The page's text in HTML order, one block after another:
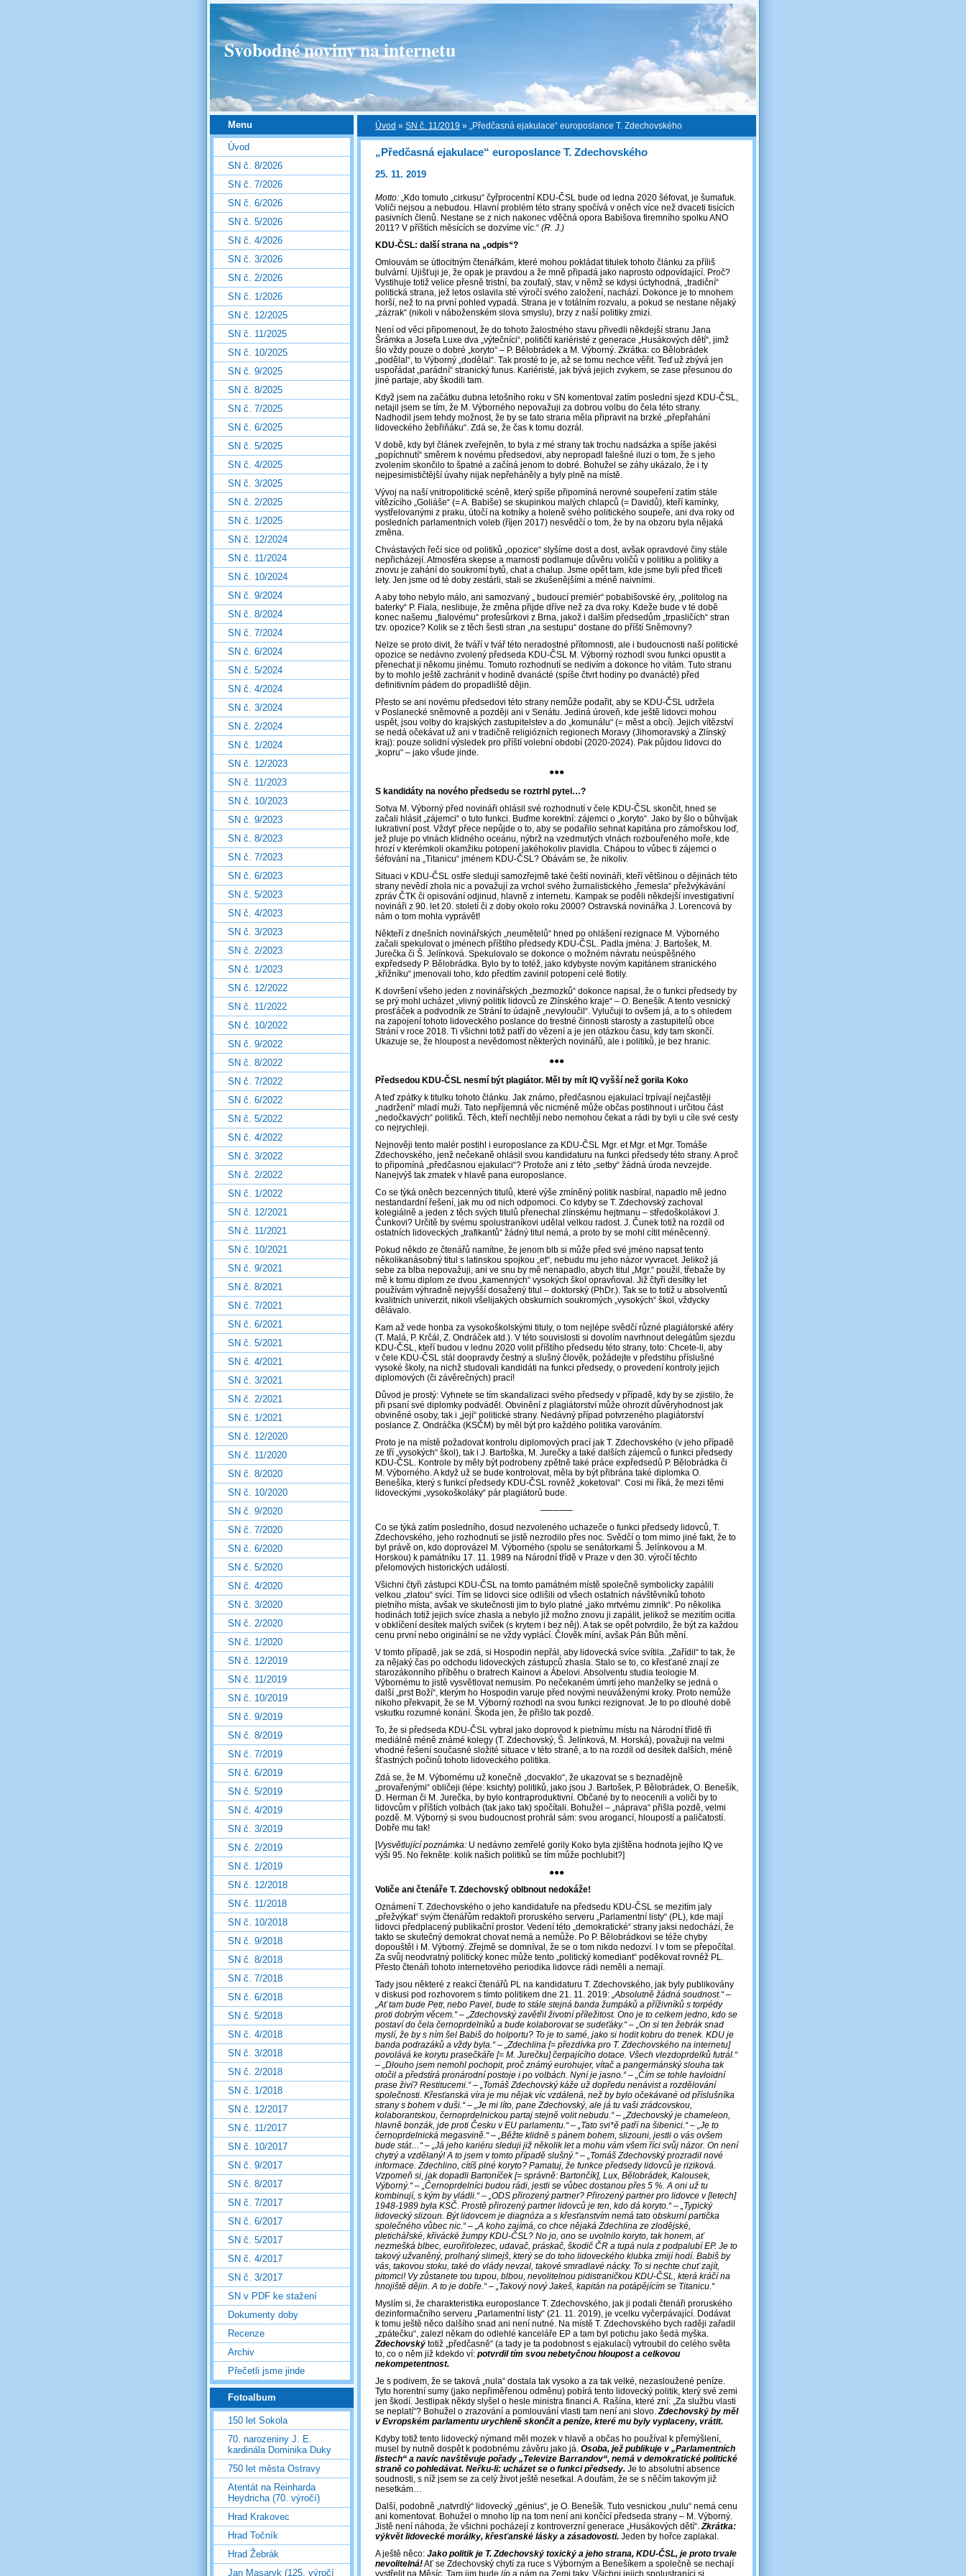
Svobodné noviny na internetu
Úvod » SN č. 11/2019 » „Předčasná ejakulace“ europoslance T. Zdechovského
„Předčasná ejakulace“ europoslance T. Zdechovského
25. 11. 2019
Motto: „Kdo tomuto „cirkusu“ čyřprocentní KDU-ČSL bude od ledna 2020 šéfovat, je šumafuk.
Voliči nejsou a nebudou. Hlavní problém této strany spočívá v oněch více než dvaceti tisících
pasivních členů. Nestane se z nich nakonec vděčná opora Babišova firemního spolku ANO
2011? V příštích měsících se dozvíme víc.“ (R. J.)
KDU-ČSL: další strana na „odpis“?
Omlouvám se útlocitným čtenářkám, které mohou pokládat titulek tohoto článku za příliš
bulvární. Ujišťuji je, že opak je pravdou a že mně připadá jako naprosto odpovídající. Proč?
Vystihuje totiž velice přesně tristní, ba zoufalý, stav, v němž se kdysi úctyhodná, „tradiční“
politická strana, jež letos oslavila sté výročí svého založení, nachází. Dokonce je to mnohem
horší, než to na první pohled vypadá. Strana je v totálním rozvalu, a pokud se nestane nějaký
„zázrak“ (nikoli v náboženském slova smyslu), brzy z naší politiky zmizí.
Není od věci připomenout, že do tohoto žalostného stavu přivedli někdejší stranu Jana
Šrámka a Josefa Luxe dva „výtečníci“, političtí kariéristé z generace „Husákových dětí“, jimž
šlo vždy pouze o dobré „koryto“ – P. Bělobrádek a M. Výborný. Zkrátka: co Bělobrádek
„podělal“, to Výborný „dodělal“. Tak prosté to je, až se tomu nechce věřit. Teď už zbývá jen
uspořádat „parádní“ stranický funus. Kariéristé, jak bývá jejich zvykem, se zase přesunou do
jiné partaje, aby škodili tam.
Když jsem na začátku dubna letošního roku v SN komentoval zatím poslední sjezd KDU-ČSL,
netajil jsem se tím, že M. Výborného nepovažuji za dobrou volbu do čela této strany.
Nadhodil jsem tehdy možnost, že by se tato strana měla připravit na brzké „přepřahání
lidoveckého žebřiňáku“. Zdá se, že čas k tomu dozrál.
V době, kdy byl článek zveřejněn, to byla z mé strany tak trochu nadsázka a spíše jakési
„popíchnutí“ směrem k novému předsedovi, aby nepropadl falešné iluzi o tom, že s jeho
zvolením skončilo to špatné a začíná jenom to dobré. Bohužel se záhy ukázalo, že i ty
nejpesimističtější úvahy nijak nepřeháněly a byly plně na místě.
Vývoj na naší vnitropolitické scéně, který spíše připomíná nerovné soupeření zatím stále
vítězícího „Goliáše“ (= A. Babiše) se skupinkou malých chlapců (= Davidů), kteří kamínky,
vystřelovanými z praku, útočí na kotníky a holeně svého politického soupeře, ani dva roky od
posledních parlamentních voleb (říjen 2017) nesvědčí o tom, že by na obzoru byla nějaká
změna.
Chvástavých řečí sice od politiků „opozice“ slyšíme dost a dost, avšak opravdové činy stále
nepřicházejí. Atmosféra skepse a marnosti podlamuje důvěru voličů v politiku a politiky a
znovu je zahání do soukromí bytů, chat a chalup. Jsme opět tam, kde jsme byli před třiceti
lety. Jen jsme od té doby zestárli, stali se zkušenějšími a méně naivními.
A aby toho nebylo málo, ani samozvaný „ budoucí premiér“ pobabišovské éry, „politolog na
baterky“ P. Fiala, neslibuje, že změna přijde dříve než za dva roky. Kdeže bude v té době
konec našemu „fialovému“ profesůrkovi z Brna, jakož i dalším předsedům „trpasličích“ stran
tzv. opozice? Kolik se z těch šesti stran „na sestupu“ dostane do příští Sněmovny?
Nelze se proto divit, že tváří v tvář této neradostné přítomnosti, ale i budoucnosti naší politické
opozice se nedávno zvolený předseda KDU-ČSL M. Výborný rozhodl svou funkci opustit a
přenechat ji někomu jinému. Tomuto rozhodnutí se nedivím a dokonce ho vítám. Tuto stranu
by to mohlo ještě zachránit v hodině dvanácté (spíše čtvrt hodiny po dvanácté) před
definitivním pádem do propadliště dějin.
Přesto se ani novému předsedovi této strany nemůže podařit, aby se KDU-ČSL udržela
v Poslanecké sněmovně a později ani v Senátu. Jediná úroveň, kde ještě lidovci mohou
uspět, jsou volby do krajských zastupitelstev a do „komunálu“ (= měst a obcí). Jejich vítězství
se nedá očekávat už ani v tradičně religiózních regionech Moravy (Jihomoravský a Zlínský
kraj): pouze solidní výsledek pro příští volební období (2020-2024). Pak půjdou lidovci do
„kopru“ – jako všude jinde.
●●●
S kandidáty na nového předsedu se roztrhl pytel…?
Sotva M. Výborný před novináři ohlásil své rozhodnutí v čele KDU-ČSL skončit, hned se
začali hlásit „zájemci“ o tuto funkci. Buďme korektní: zájemci o „koryto“. Jako by šlo o bůhvíjak
lukrativní post. Vždyť přece nepůjde o to, aby se podařilo sehnat kapitána pro zámořskou loď,
jež pluje po vlnách klidného oceánu, nýbrž na vzedmutých vlnách rozbouřeného moře, kde
hrozí v kterémkoli okamžiku potopení jakéhokoliv plavidla. Chápou to vůbec ti zájemci o
šéfování na „Titanicu“ jménem KDU-ČSL? Obávám se, že nikoliv.
Situaci v KDU-ČSL ostře sledují samozřejmě také čeští novináři, kteří většinou o dějinách této
strany nevědí zhola nic a považují za vrchol svého žurnalistického „řemesla“ přežvýkávání
zpráv ČTK či opisování odjinud, hlavně z internetu. Kampak se poděli někdejší investigativní
novináři z 90. let 20. století či z doby okolo roku 2000? Ostravská novinářka J. Lorencová by
nám o tom mohla vyprávět!
Někteří z dnešních novinářských „neumětelů“ hned po ohlášení rezignace M. Výborného
začali spekulovat o jménech příštího předsedy KDU-ČSL. Padla jména: J. Bartošek, M.
Jurečka či Š. Jelínková. Spekulovalo se dokonce o možném návratu neúspěšného
expředsedy P. Bělobrádka. Bylo by to totéž, jako kdybyste novým kapitánem stranického
„křižníku“ jmenovali toho, kdo předtím zavinil potopení celé flotily.
K dovršení všeho jeden z novinářských „bezmozků“ dokonce napsal, že o funkci předsedy by
se prý mohl ucházet „vlivný politik lidovců ze Zlínského kraje“ – O. Benešík. A tento vesnický
prosťáček a podvodník ze Strání to údajně „nevyloučil“. Vylučuji to ovšem já, a to s ohledem
na zapojení tohoto lidoveckého poslance do trestné činnosti starosty a zastupitelů obce
Strání v roce 2018. Ti všichni totiž patří do vězení a je jen otázkou času, kdy tam skončí.
Ukazuje se, že hloupost a nevědomost některých novinářů, ale i politiků, je bez hranic.
●●●
Předsedou KDU-ČSL nesmí být plagiátor. Měl by mít IQ vyšší než gorila Koko
A teď zpátky k titulku tohoto článku. Jak známo, předčasnou ejakulací trpívají nejčastěji
„nadržení“ mladí muži. Tato nepříjemná věc nicméně může občas postihnout i určitou část
„nedočkavých“ politiků. Těch, kteří nechtějí nebo nemohou čekat a rádi by byli u cíle své cesty
co nejrychleji.
Nejnověji tento malér postihl i europoslance za KDU-ČSL Mgr. et Mgr. et Mgr. Tomáše
Zdechovského, jenž nečekaně ohlásil svou kandidaturu na funkci předsedy této strany. A proč
to připomíná „předčasnou ejakulaci“? Protože ani z této „setby“ žádná úroda nevzejde.
Nanejvýš tak zmatek v hlavě pana europoslance.
Co se týká oněch bezcenných titulů, které výše zmíněný politik nasbíral, napadlo mě jedno
nestandardní řešení, jak mu od nich odpomoci. Co kdyby se T. Zdechovský zachoval
kolegiálně a jeden z těch svých titulů přenechal zlínskému hejtmanu – středoškolákovi J.
Čunkovi? Určitě by svému spolustraníkovi udělal velkou radost. J. Čunek totiž na rozdíl od
ostatních lidoveckých „trafikantů“ žádný titul nemá, a proto by se mohl cítit méněcenný.
Pokud někdo ze čtenářů namítne, že jenom blb si může před své jméno napsat tento
několikanásobný titul s latinskou spojkou „et“, nebudu mu jeho názor vyvracet. Jelikož já
sebe za blba nepovažuji, ani ve snu by mě nenapadlo, abych titul „Mgr.“ použil, třebaže by
mě k tomu diplom ze dvou „kamenných“ vysokých škol opravňoval. Již čtyři desítky let
používám výhradně nejvyšší dosažený titul – doktorský (PhDr.). Tak se to totiž u absolventů
kvalitních univerzit, nikoli všelijakých obskurních soukromých „vysokých“ škol, vždycky
dělávalo.
Kam až vede honba za vysokoškolskými tituly, o tom nejlépe svědčí různé plagiátorské aféry
(T. Malá, P. Krčál, Z. Ondráček atd.). V této souvislosti si dovolím navrhnout delegátům sjezdu
KDU-ČSL, kteří budou v lednu 2020 volit příštího předsedu této strany, toto: Chcete-li, aby
v čele KDU-ČSL stál doopravdy čestný a slušný člověk, požádejte v předstihu příslušné
vysoké školy, na nichž studovali kandidáti na funkci předsedy, o provedení kontroly jejich
diplomových (či závěrečných) prací!
Důvod je prostý: Vyhnete se tím skandalizaci svého předsedy v případě, kdy by se zjistilo, že
při psaní své diplomky podváděl. Obvinění z plagiátorství může ohrozit důvěryhodnost jak
obviněné osoby, tak i „její“ politické strany. Nedávný případ potvrzeného plagiátorství
poslance Z. Ondráčka (KSČM) by měl být pro každého politika varováním.
Proto je na místě požadovat kontrolu diplomových prací jak T. Zdechovského (v jeho případě
ze tří „vysokých“ škol), tak i J. Bartoška, M. Jurečky a také dalších zájemců o funkci předsedy
KDU-ČSL. Kontrole by měly být podrobeny zpětně také práce expředsedů P. Bělobrádka či
M. Výborného. A když už se bude kontrolovat, měla by být přibrána také diplomka O.
Benešíka, který s funkcí předsedy KDU-ČSL rovněž „koketoval“. Cosi mi říká, že mezi těmi
lidoveckými „vysokoškoláky“ pár plagiátorů bude.
─────
Co se týká zatím posledního, dosud nezvoleného uchazeče o funkci předsedy lidovců, T.
Zdechovského, jeho rozhodnutí se jistě nezrodilo přes noc. Svědčí o tom mimo jiné fakt, že to
byl právě on, kdo doprovázel M. Výborného (spolu se senátorkami Š. Jelínkovou a M.
Horskou) k památníku 17. 11. 1989 na Národní třídě v Praze v den 30. výročí těchto
přelomových historických událostí.
Všichni čtyři zástupci KDU-ČSL na tomto památném místě společně symbolicky zapálili
velkou „zlatou“ svíci. Tím se lidovci sice odlišili od všech ostatních návštěvníků tohoto
pietního místa, avšak ve skutečnosti jim to bylo platné „jako mrtvému zimník“. Po několika
hodinách totiž jejich svíce zhasla a nebylo již možno znovu ji zapálit, jelikož se mezitím ocitla
v obklíčení desítek malých svíček (s krytem i bez něj). A tak se opět potvrdilo, že být za každou
cenu první nebo originální se ne vždy vyplácí. Člověk míní, avšak Pán Bůh mění.
V tomto případě, jak se zdá, si Hospodin nepřál, aby lidovecká svíce svítila. „Zařídil“ to tak, že
za nějaký čas po odchodu lidoveckých zástupců zhasla. Stalo se to, co křesťané znají ze
starozákonního příběhu o bratrech Kainovi a Ábelovi. Absolventu studia teologie M.
Výbornému to jistě vysvětlovat nemusím. Po nečekaném úmrtí jeho manželky se jedná o
další „prst Boží“, kterým ho Hospodin varuje před novými neuváženými kroky. Proto nemůže
nikoho překvapit, že se M. Výborný rozhodl na svou funkci rezignovat. Je to po dlouhé době
vskutku rozumné konání. Škoda jen, že přišlo tak pozdě.
To, že si předseda KDU-ČSL vybral jako doprovod k pietnímu místu na Národní třídě tři
mediálně méně známé kolegy (T. Zdechovský, Š. Jelínková, M. Horská), považuji na velmi
vhodné řešení současné složité situace v této straně, a to na rozdíl od desítek dalších, méně
šťastných počinů tohoto lidoveckého politika.
Zdá se, že M. Výbornému už konečně „docvaklo“, že ukazovat se s beznadějně
„provařenými“ obličeji (lépe: ksichty) politiků, jako jsou J. Bartošek, P. Bělobrádek, O. Benešík,
D. Herman či M. Jurečka, by bylo kontraproduktivní. Občané by to neocenili a voliči by to
lidovcům v příštích volbách (tak jako tak) spočítali. Bohužel – „náprava“ přišla pozdě, velmi
pozdě. M. Výborný si svou budoucnost prohrál sám: svou arogancí, hloupostí a paličatostí.
Dobře mu tak!
[Vysvětlující poznámka: U nedávno zemřelé gorily Koko byla zjištěna hodnota jejího IQ ve
výši 95. No řekněte: kolik našich politiků se tím může pochlubit?]
●●●
Voliče ani čtenáře T. Zdechovský oblbnout nedokáže!
Oznámení T. Zdechovského o jeho kandidatuře na předsedu KDU-ČSL se mezitím jaly
„přežvýkat“ svým čtenářům redaktoři proruského serveru „Parlamentní listy“ (PL), kde mají
lidovci předplacený publikační prostor. Vedení této „demokratické“ strany jaksi nedochází, že
takto se skutečný demokrat chovat nemá a nemůže. Po P. Bělobrádkovi se téže chyby
dopouštěl i M. Výborný. Zřejmě se domníval, že se o tom nikdo nedozví. I v tom se přepočítal.
Za svůj neodvratný politický konec může tento „politický komediant“ poděkovat rovněž PL.
Přesto čtenáři tohoto internetového periodika lidovce rádi neměli a nemají.
Tady jsou některé z reakcí čtenářů PL na kandidaturu T. Zdechovského, jak byly publikovány
v diskusi pod rozhovorem s tímto politikem dne 21. 11. 2019: „Absolutně žádná soudnost.“ –
„Ať tam bude Petr, nebo Pavel, bude to stále stejná banda žumpáků a příživníků s torpédy
proti dobrým věcem.“ – „Zdechovský zavětřil životní příležitost. Ono je to celkem jedno, kdo se
postaví do čela černoprdelníků a bude kolaborovat se sudeťáky.“ – „On si ten žebrák snad
myslí, že by s ním šel Babiš do holportu? To je to samé, jako si hodit kobru do trenek. KDU je
banda podrazáků a vždy byla.“ – „Zdechlina [= přezdívka pro T. Zdechovského na internetu]
povolává ke korytu prasečkáře [= M. Jurečku] čerpajícího dotace. Všech vlezdoprdelků futrál.“
– „Dlouho jsem nemohl pochopit, proč známý eurohujer, vítač a pangermánský slouha tak
otočil a předstírá pronárodní postoje i po volbách. Nyní je jasno.“ – „Čím se tohle havloidní
prase živí? Restitucemi.“ – „Tomáš Zdechovský káže už dopředu nenávist a rozdělování
společnosti. Křesťanská víra je mu nějak víc vzdálená, než by bylo očekávané od příslušníka
strany s bohem v duši.“ – „Je mi líto, pane Zdechovský, ale já tu vaši zrádcovskou,
kolaborantskou, černoprdelnickou partaj stejně volit nebudu.“ – „Zdechovský je chameleon,
hlavně bonzák, jde proti Česku v EU parlamentu.“ – „Tato svi*ě patří na šibenici.“ – „Je to
černoprdelnická megasvině.“ – „Běžte klidně s pánem bohem, slizouni, jestli o vás ovšem
bude stát…“ – „Já jeho kariéru sleduji již několik let a mohu vám všem říci svůj názor. On není
chytrý a vzdělaný! A to jsem v tomto případě slušný.“ – „Tomáš Zdechovský prozradil nové
informace. Zdechlino, cítíš plné koryto? Pamatuj, že funkce předsedy lidovců je riziková.
Vzpomeň si, jak dopadli Bartoníček [= správně: Bartončík], Lux, Bělobrádek, Kalousek,
Výborný.“ – „Černoprdelníci budou rádi, jestli se vůbec dostanou přes 5 %. A oni už tu
kombinují, s kým by vládli.“ – „ODS přirozený partner? Přirozený partner pro lidovce v [letech]
1948-1989 byla KSČ. Prostě přirozený partner lidovců je ten, kdo dá koryto.“ – „Typický
lidovecký slizoun. Být lidovcem je diagnóza a s křesťanstvím nemá tato obskurní partička
společného vůbec nic.“ – „A koho zajímá, co chce nějaká Zdechlina ze zlodějské,
pletichářské, křivácké žumpy KDU-ČSL? No jo, ono se uvolnilo koryto, tak honem, ať
nezmešká blbec, eurořiťolezec, udavač, práskač, škodič ČR a tupá nula z podpalubí EP. Je to
takový užvaněný, prolhaný slimejš, který se do toho lidoveckého klubka zmijí hodí. Babiš by
vás, takovou stoku, také do vlády nevzal, takové smradlavé nácky. To si nechte chuť zajít,
pitomci! Vy zůstanete tou tupou, blbou, nevolitelnou pidistraničkou KDU-ČSL, která kráčí na
hnojiště dějin. A to je dobře.“ – „Takový nový Jakeš, kapitán na potápějícím se Titanicu.“
Myslím si, že charakteristika europoslance T. Zdechovského, jak ji podali čtenáři proruského
dezinformačního serveru „Parlamentní listy“ (21. 11. 2019), je vcelku vyčerpávající. Dodávat
k tomu ještě něco dalšího snad ani není nutné. Na místě T. Zdechovského bych raději zařadil
„zpátečku“, zalezl někam do odlehlé kanceláře EP a tam byl potichu jako šedá myška.
Zdechovský totiž „předčasně“ (a tady je ta podobnost s ejakulací) vytroubil do celého světa
to, co o něm již kdekdo ví: potvrdil tím svou nebetyčnou hloupost a celkovou
nekompetentnost.
Je s podivem, že se taková „nula“ dostala tak vysoko a za tak velké, nezasloužené peníze.
Tyto horentní sumy (jako nepřiměřenou odměnu) pobírá tento lidovecký politik, který své zemi
jen škodí. Jestlipak někdy slyšel o hesle ministra financi A. Rašína, které zní: „Za službu vlasti
se neplatí“? Bohužel o zrazování a pomlouvání vlasti tam není ani slovo.Zdechovský by měl
v Evropském parlamentu urychleně skončit a peníze, které mu byly vyplaceny, vrátit.
Kdyby totiž tento lidovecký nýmand měl mozek v hlavě a občas ho používal k přemýšlení,
musel by nutně dospět k podobnému závěru jako já. Osoba, jež publikuje v „Parlamentních
listech“ a navíc navštěvuje pořady „Televize Barrandov“, nemá v demokratické politické
straně co pohledávat. Neřku-li: ucházet se o funkci předsedy. Je to absolutní absence
soudnosti, s níž jsem se za celý život ještě nesetkal. A doufám, že se s něčím takovým již
nesetkám…
Další, podobně „natvrdlý“ lidovecký „génius“, je O. Benešík. Tuto vesnickou „nulu“ nemá cenu
ani komentovat. Bohužel o mnoho líp na tom není ani končící předseda strany – M. Výborný.
Jistě není náhoda, že všichni pocházejí z kontroverzní generace „Husákových dětí“.Zkrátka:
výkvět lidovecké morálky, křesťanské lásky a zásadovosti. Jeden by hořce zaplakal.
A ještě něco: Jako politik je T. Zdechovský toxický a jeho strana, KDU-ČSL, je proto trvale
nevolitelná!Ať se Zdechovský chytí za ruce s Výborným a Benešíkem a společně se nechají
Menu
Úvod
SN č. 8/2026
SN č. 7/2026
SN č. 6/2026
SN č. 5/2026
SN č. 4/2026
SN č. 3/2026
SN č. 2/2026
SN č. 1/2026
SN č. 12/2025
SN č. 11/2025
SN č. 10/2025
SN č. 9/2025
SN č. 8/2025
SN č. 7/2025
SN č. 6/2025
SN č. 5/2025
SN č. 4/2025
SN č. 3/2025
SN č. 2/2025
SN č. 1/2025
SN č. 12/2024
SN č. 11/2024
SN č. 10/2024
SN č. 9/2024
SN č. 8/2024
SN č. 7/2024
SN č. 6/2024
SN č. 5/2024
SN č. 4/2024
SN č. 3/2024
SN č. 2/2024
SN č. 1/2024
SN č. 12/2023
SN č. 11/2023
SN č. 10/2023
SN č. 9/2023
SN č. 8/2023
SN č. 7/2023
SN č. 6/2023
SN č. 5/2023
SN č. 4/2023
SN č. 3/2023
SN č. 2/2023
SN č. 1/2023
SN č. 12/2022
SN č. 11/2022
SN č. 10/2022
SN č. 9/2022
SN č. 8/2022
SN č. 7/2022
SN č. 6/2022
SN č. 5/2022
SN č. 4/2022
SN č. 3/2022
SN č. 2/2022
SN č. 1/2022
SN č. 12/2021
SN č. 11/2021
SN č. 10/2021
SN č. 9/2021
SN č. 8/2021
SN č. 7/2021
SN č. 6/2021
SN č. 5/2021
SN č. 4/2021
SN č. 3/2021
SN č. 2/2021
SN č. 1/2021
SN č. 12/2020
SN č. 11/2020
SN č. 8/2020
SN č. 10/2020
SN č. 9/2020
SN č. 7/2020
SN č. 6/2020
SN č. 5/2020
SN č. 4/2020
SN č. 3/2020
SN č. 2/2020
SN č. 1/2020
SN č. 12/2019
SN č. 11/2019
SN č. 10/2019
SN č. 9/2019
SN č. 8/2019
SN č. 7/2019
SN č. 6/2019
SN č. 5/2019
SN č. 4/2019
SN č. 3/2019
SN č. 2/2019
SN č. 1/2019
SN č. 12/2018
SN č. 11/2018
SN č. 10/2018
SN č. 9/2018
SN č. 8/2018
SN č. 7/2018
SN č. 6/2018
SN č. 5/2018
SN č. 4/2018
SN č. 3/2018
SN č. 2/2018
SN č. 1/2018
SN č. 12/2017
SN č. 11/2017
SN č. 10/2017
SN č. 9/2017
SN č. 8/2017
SN č. 7/2017
SN č. 6/2017
SN č. 5/2017
SN č. 4/2017
SN č. 3/2017
SN v PDF ke stažení
Dokumenty doby
Recenze
Archiv
Přečetli jsme jinde
Fotoalbum
150 let Sokola
70. narozeniny J. E.
kardinála Dominika Duky
750 let města Ostravy
Atentát na Reinharda
Heydricha (70. výročí)
Hrad Krakovec
Hrad Točník
Hrad Žebrák
Jan Masaryk (125. výročí